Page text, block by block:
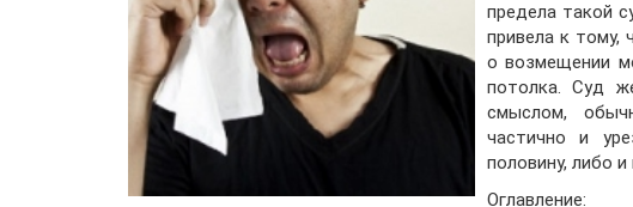
предела такой
привела к тому,
о возмещении
потолка. Суд
смыслом,
частично и
половину, либо
Оглавление: